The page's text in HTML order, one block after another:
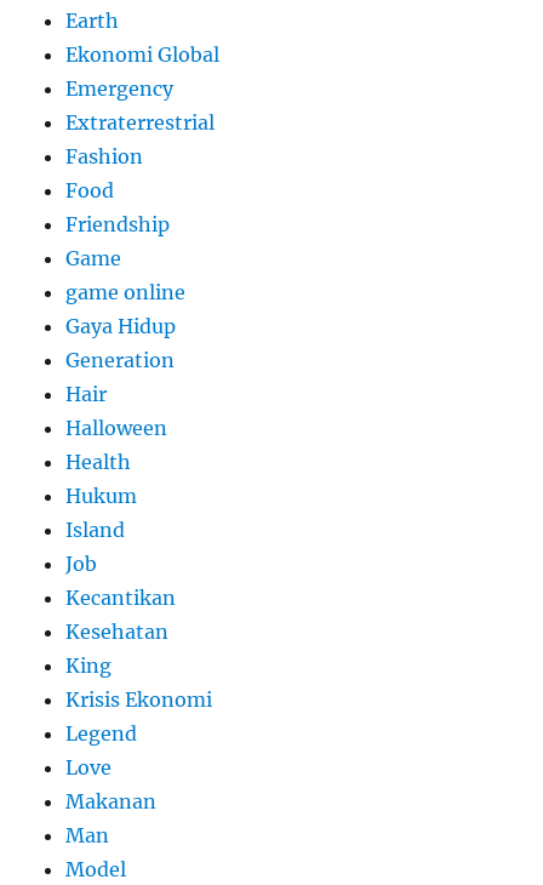
Earth
Ekonomi Global
Emergency
Extraterrestrial
Fashion
Food
Friendship
Game
game online
Gaya Hidup
Generation
Hair
Halloween
Health
Hukum
Island
Job
Kecantikan
Kesehatan
King
Krisis Ekonomi
Legend
Love
Makanan
Man
Model